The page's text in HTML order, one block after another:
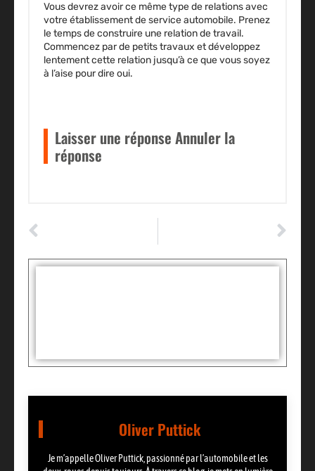
Vous devrez avoir ce même type de relations avec
votre établissement de service automobile. Prenez
le temps de construire une relation de travail.
Commencez par de petits travaux et développez
lentement cette relation jusqu’à ce que vous soyez
à l’aise pour dire oui.
Laisser une réponse Annuler la
réponse
Oliver Puttick
Je m’appelle Oliver Puttick, passionné par l’automobile et les